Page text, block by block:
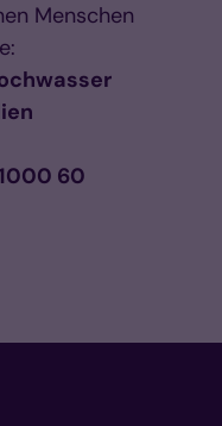
Menschen
60